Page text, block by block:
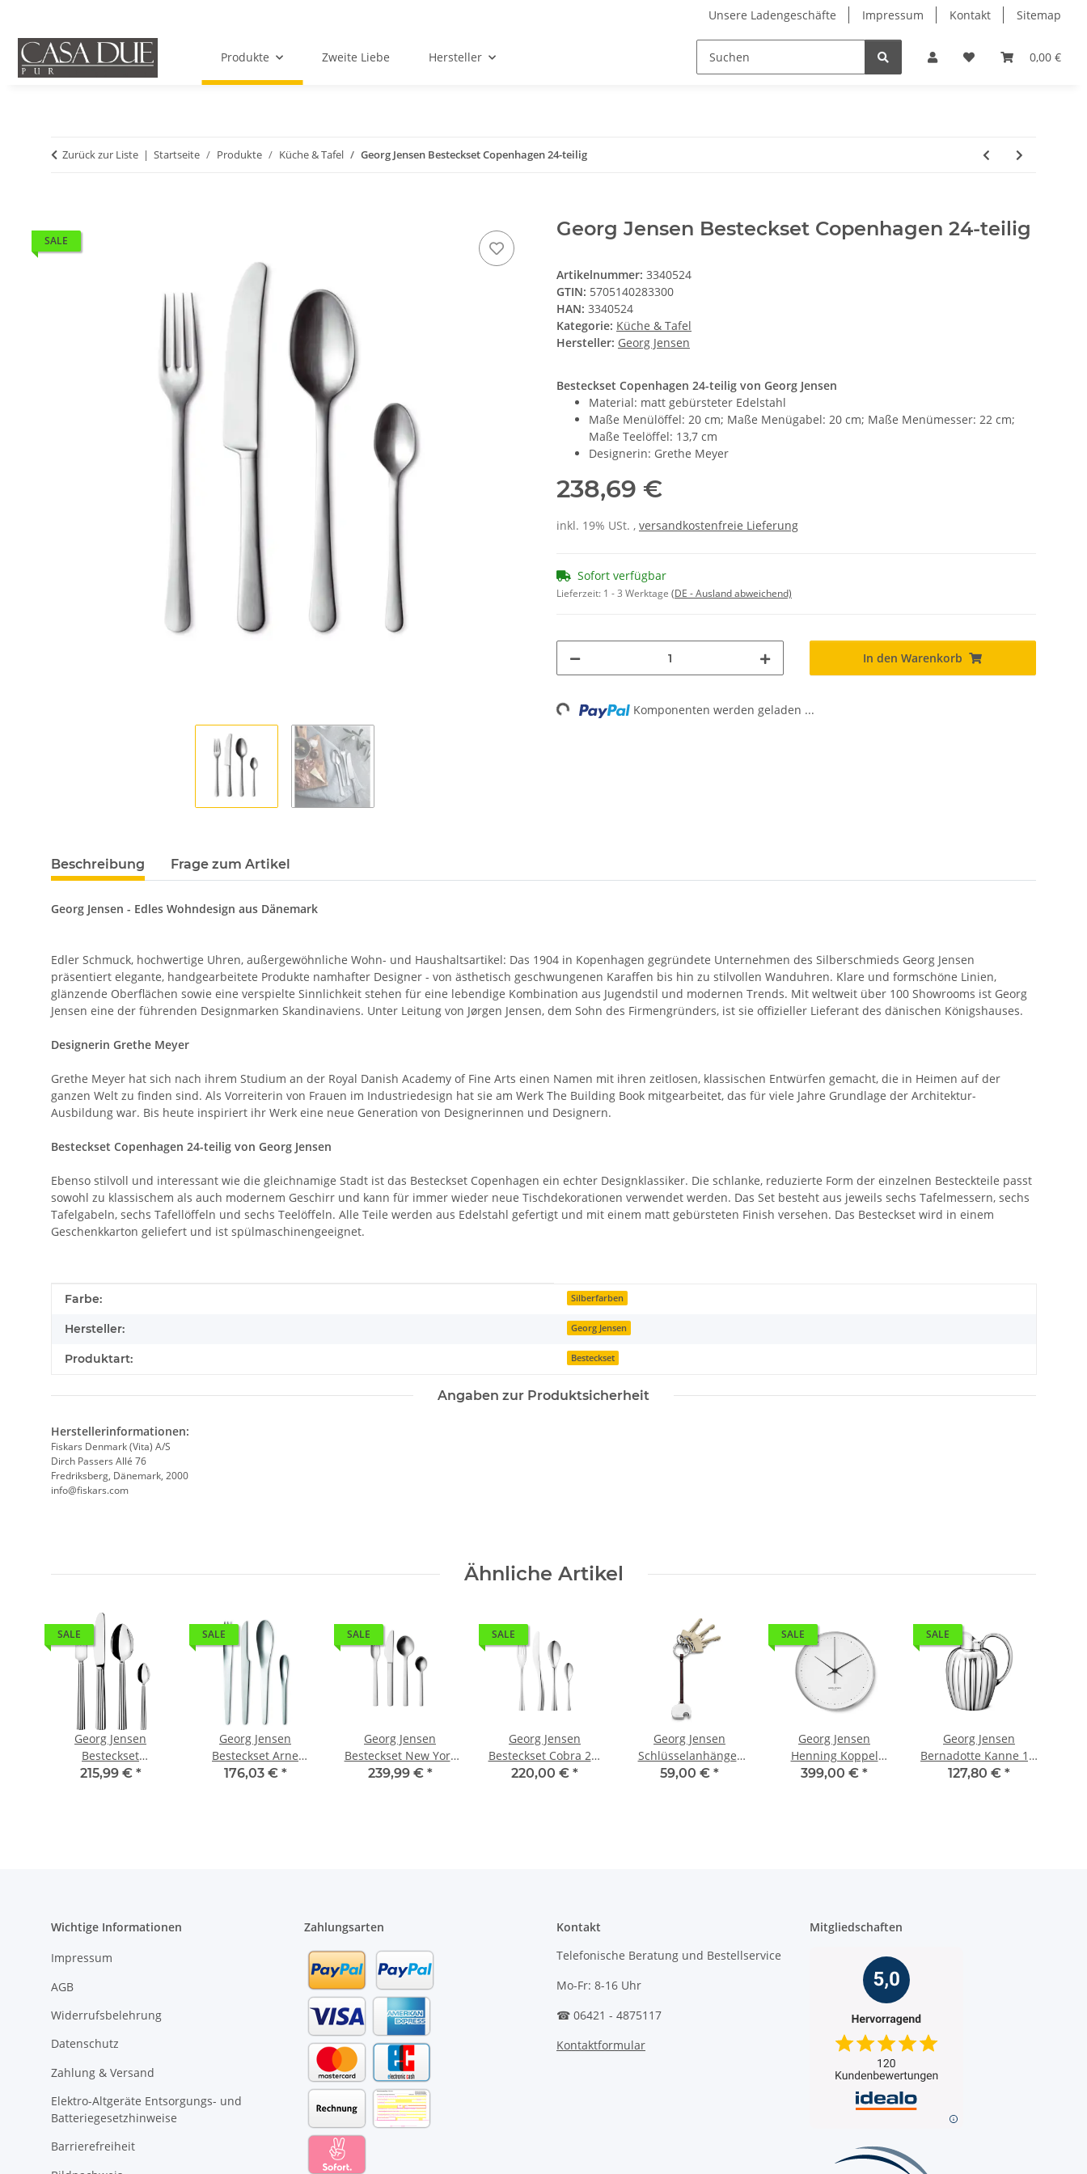
Unsere Ladengeschäfte Impressum Kontakt Sitemap
0,00 €
Produkte Zweite Liebe Hersteller
Zurück zur Liste Startseite Produkte Küche & Tafel Georg Jensen Besteckset Copenhagen 24-teilig
SALE
Georg Jensen Besteckset Copenhagen 24-teilig
Artikelnummer: 3340524
GTIN: 5705140283300
HAN: 3340524
Kategorie: Küche & Tafel
Hersteller: Georg Jensen
Besteckset Copenhagen 24-teilig von Georg Jensen
Material: matt gebürsteter Edelstahl
Maße Menülöffel: 20 cm; Maße Menügabel: 20 cm; Maße Menümesser: 22 cm;
Maße Teelöffel: 13,7 cm
Designerin: Grethe Meyer
238,69 €
inkl. 19% USt. , versandkostenfreie Lieferung
Sofort verfügbar
Lieferzeit: 1 - 3 Werktage (DE - Ausland abweichend)
In den Warenkorb
Loading... Komponenten werden geladen ...
Beschreibung Frage zum Artikel
Georg Jensen - Edles Wohndesign aus Dänemark
Edler Schmuck, hochwertige Uhren, außergewöhnliche Wohn- und Haushaltsartikel: Das 1904 in Kopenhagen gegründete Unternehmen des Silberschmieds Georg Jensen
präsentiert elegante, handgearbeitete Produkte namhafter Designer - von ästhetisch geschwungenen Karaffen bis hin zu stilvollen Wanduhren. Klare und formschöne Linien,
glänzende Oberflächen sowie eine verspielte Sinnlichkeit stehen für eine lebendige Kombination aus Jugendstil und modernen Trends. Mit weltweit über 100 Showrooms ist Georg
Jensen eine der führenden Designmarken Skandinaviens. Unter Leitung von Jørgen Jensen, dem Sohn des Firmengründers, ist sie offizieller Lieferant des dänischen Königshauses.
Designerin Grethe Meyer
Grethe Meyer hat sich nach ihrem Studium an der Royal Danish Academy of Fine Arts einen Namen mit ihren zeitlosen, klassischen Entwürfen gemacht, die in Heimen auf der
ganzen Welt zu finden sind. Als Vorreiterin von Frauen im Industriedesign hat sie am Werk The Building Book mitgearbeitet, das für viele Jahre Grundlage der Architektur-
Ausbildung war. Bis heute inspiriert ihr Werk eine neue Generation von Designerinnen und Designern.
Besteckset Copenhagen 24-teilig von Georg Jensen
Ebenso stilvoll und interessant wie die gleichnamige Stadt ist das Besteckset Copenhagen ein echter Designklassiker. Die schlanke, reduzierte Form der einzelnen Besteckteile passt
sowohl zu klassischem als auch modernem Geschirr und kann für immer wieder neue Tischdekorationen verwendet werden. Das Set besteht aus jeweils sechs Tafelmessern, sechs
Tafelgabeln, sechs Tafellöffeln und sechs Teelöffeln. Alle Teile werden aus Edelstahl gefertigt und mit einem matt gebürsteten Finish versehen. Das Besteckset wird in einem
Geschenkkarton geliefert und ist spülmaschinengeeignet.
Produkteigenschaft
Wert
Farbe: Silberfarben
Hersteller: Georg Jensen
Produktart: Besteckset
Angaben zur Produktsicherheit
Herstellerinformationen:
Fiskars Denmark (Vita) A/S
Dirch Passers Allé 76
Fredriksberg, Dänemark, 2000
info@fiskars.com
Ähnliche Artikel
SALE
Georg Jensen
Besteckset
Bernadotte 24-teilig
215,99 € *
SALE
Georg Jensen
Besteckset Arne
Jacobsen 24-teilig
176,03 € *
SALE
Georg Jensen
Besteckset New York
24-teilig
239,99 € *
SALE
Georg Jensen
Besteckset Cobra 24-
teilig
220,00 € *
Georg Jensen
Schlüsselanhänger
Elephant
59,00 € *
SALE
Georg Jensen
Henning Koppel
Wanduhr Edelstahl
399,00 € *
SALE
Georg Jensen
Bernadotte Kanne 1,6
Liter
127,80 € *
Wichtige Informationen
Impressum
AGB
Widerrufsbelehrung
Datenschutz
Zahlung & Versand
Elektro-Altgeräte Entsorgungs- und
Batteriegesetzhinweise
Barrierefreiheit
Zahlungsarten
Kontakt
Telefonische Beratung und Bestellservice
Mo-Fr: 8-16 Uhr
☎ 06421 - 4875117
Kontaktformular
Mitgliedschaften